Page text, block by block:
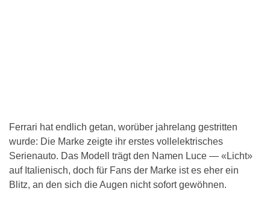
Ferrari hat endlich getan, worüber jahrelang gestritten
wurde: Die Marke zeigte ihr erstes vollelektrisches
Serienauto. Das Modell trägt den Namen Luce — «Licht»
auf Italienisch, doch für Fans der Marke ist es eher ein
Blitz, an den sich die Augen nicht sofort gewöhnen.